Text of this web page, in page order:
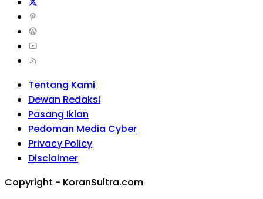
Tentang Kami
Dewan Redaksi
Pasang Iklan
Pedoman Media Cyber
Privacy Policy
Disclaimer
Copyright - KoranSultra.com